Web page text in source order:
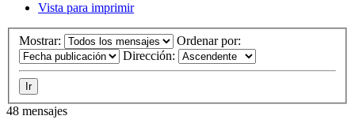
Vista para imprimir
Mostrar:
Ordenar por:
Dirección:
48 mensajes